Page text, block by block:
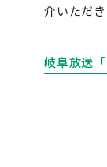
介いただき
岐阜放送